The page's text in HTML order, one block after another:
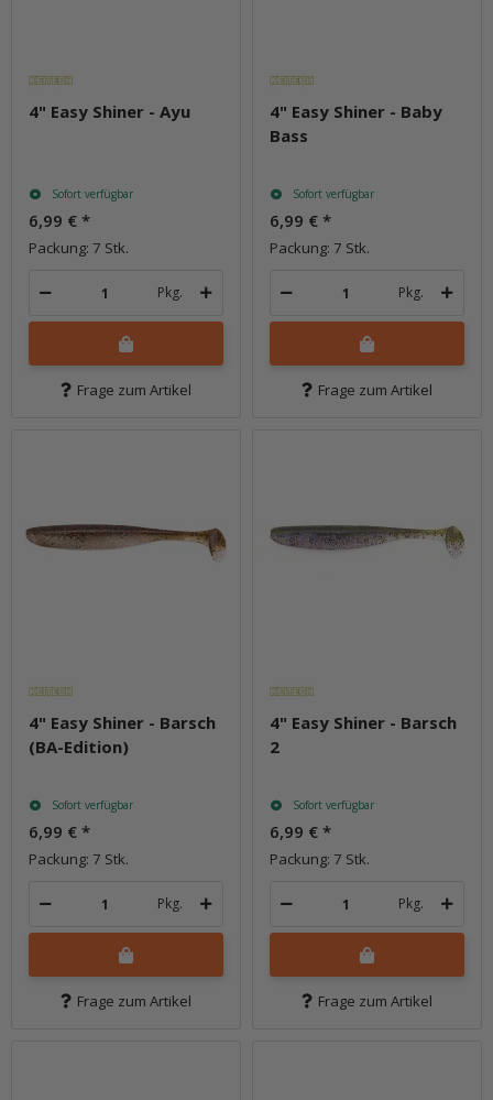
4" Easy Shiner - Ayu
Sofort verfügbar
6,99 € *
Packung: 7 Stk.
Pkg.
Frage zum Artikel
4" Easy Shiner - Baby
Bass
Sofort verfügbar
6,99 € *
Packung: 7 Stk.
Pkg.
Frage zum Artikel
4" Easy Shiner - Barsch
(BA-Edition)
Sofort verfügbar
6,99 € *
Packung: 7 Stk.
Pkg.
Frage zum Artikel
4" Easy Shiner - Barsch
2
Sofort verfügbar
6,99 € *
Packung: 7 Stk.
Pkg.
Frage zum Artikel